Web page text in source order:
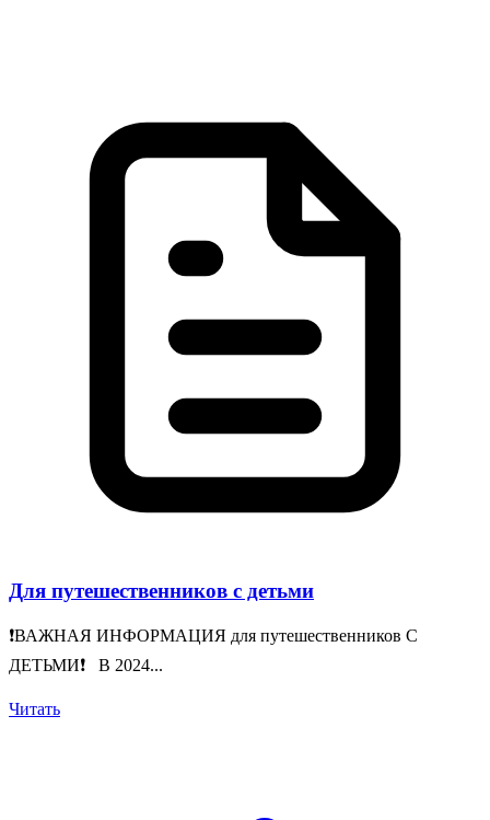
Для путешественников с детьми
❗️ВАЖНАЯ ИНФОРМАЦИЯ для путешественников С
ДЕТЬМИ❗️ В 2024...
Читать